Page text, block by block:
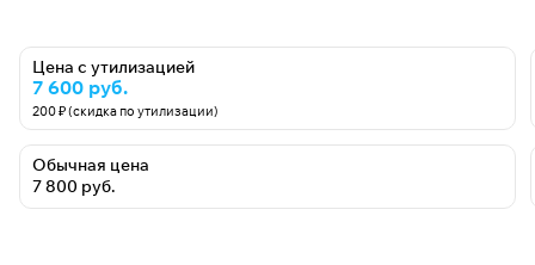
Цена с утилизацией
7 600 руб.
200 ₽ (скидка по утилизации)
Обычная цена
7 800 руб.